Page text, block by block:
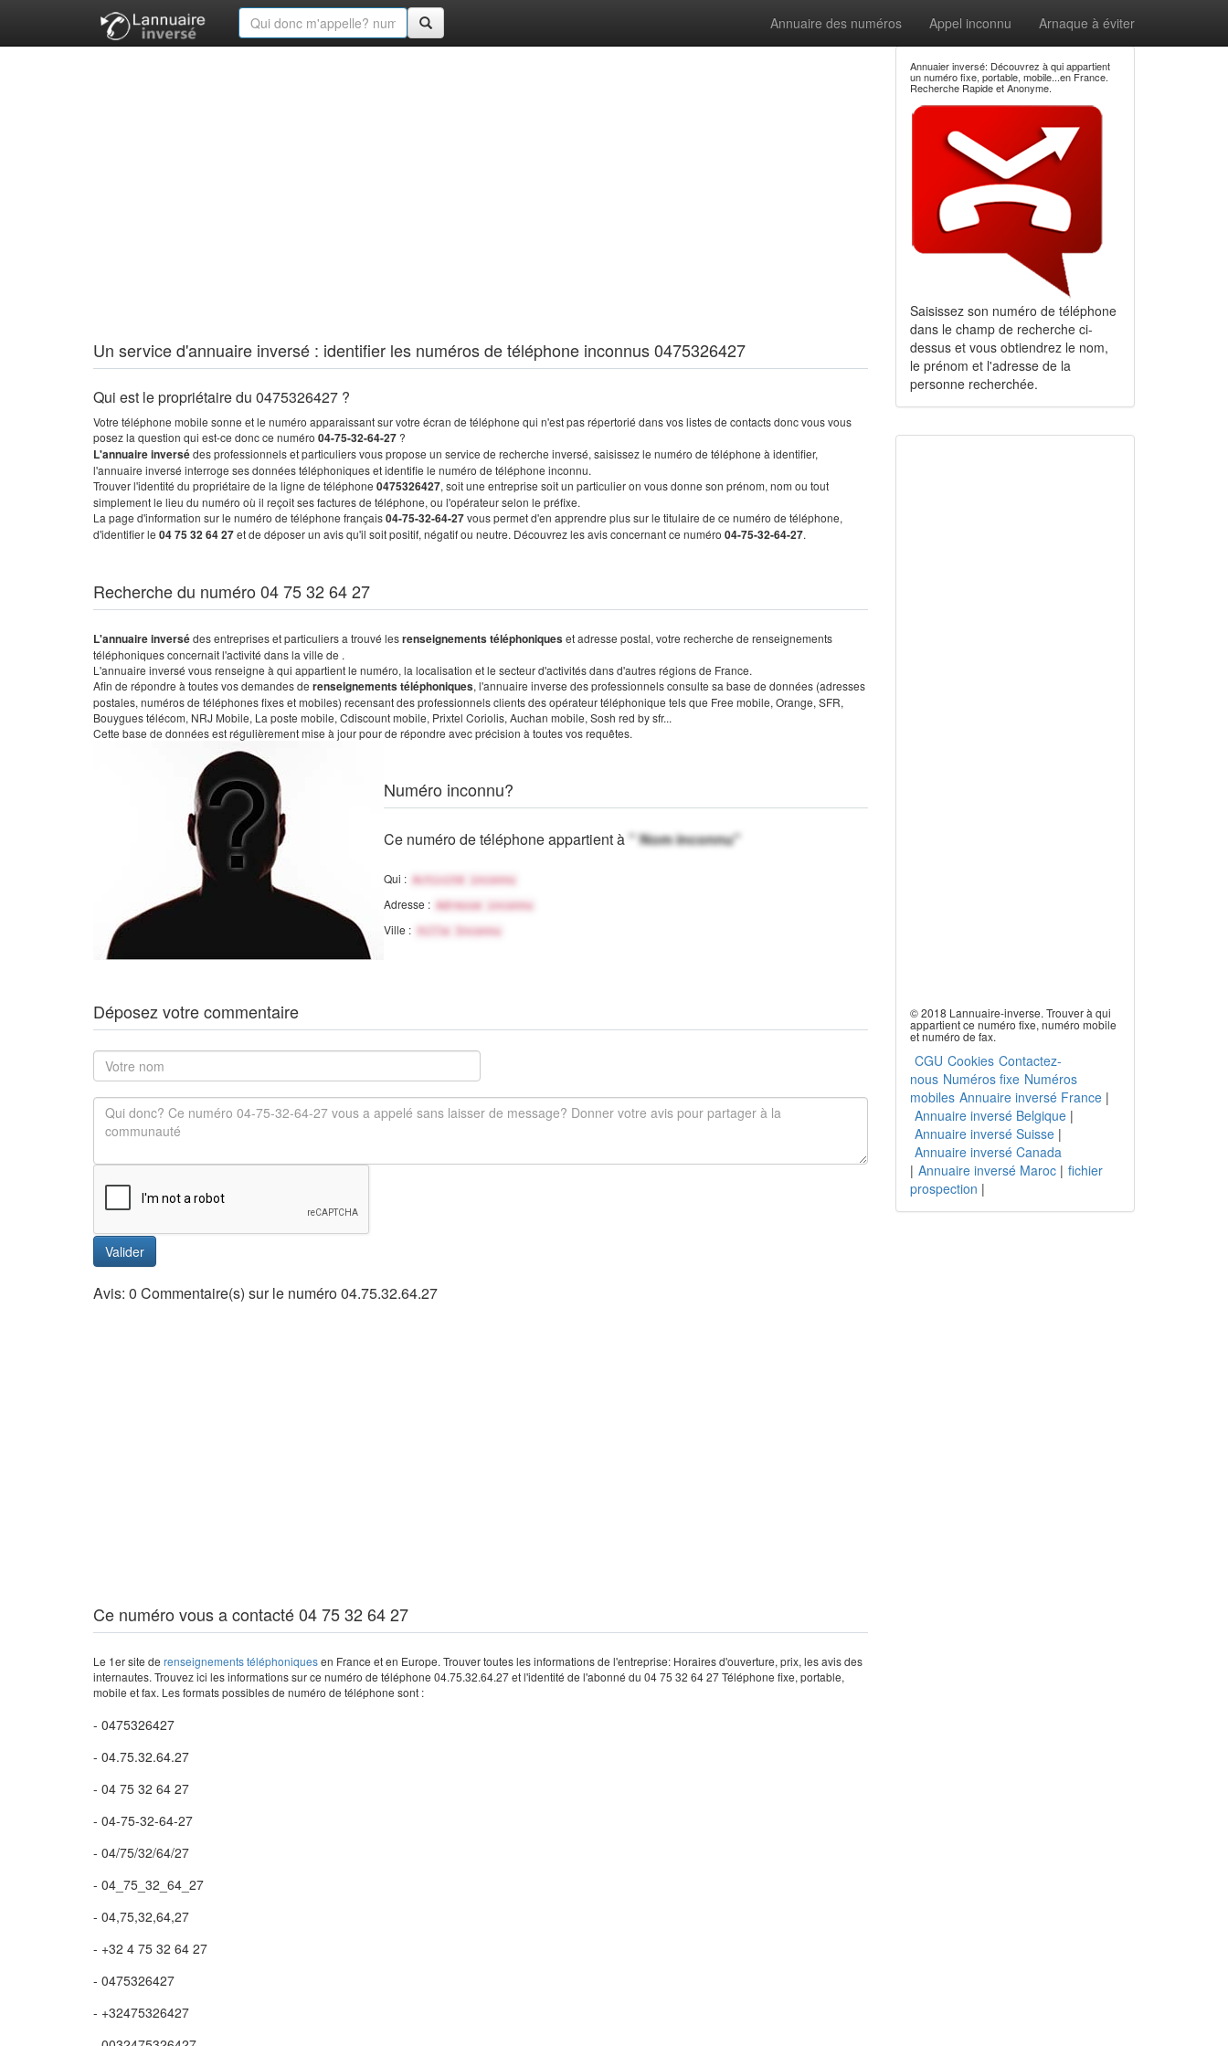
Annuaire des numéros Appel inconnu Arnaque à éviter
Un service d'annuaire inversé : identifier les numéros de téléphone inconnus 0475326427
Qui est le propriétaire du 0475326427 ?
Votre téléphone mobile sonne et le numéro apparaissant sur votre écran de téléphone qui n'est pas répertorié dans vos listes de contacts donc vous vous
posez la question qui est-ce donc ce numéro 04-75-32-64-27 ?
L'annuaire inversédes professionnels et particuliers vous propose un service de recherche inversé, saisissez le numéro de téléphone à identifier,
l'annuaire inversé interroge ses données téléphoniques et identifie le numéro de téléphone inconnu.
Trouver l'identité du propriétaire de la ligne de téléphone 0475326427, soit une entreprise soit un particulier on vous donne son prénom, nom ou tout
simplement le lieu du numéro où il reçoit ses factures de téléphone, ou l'opérateur selon le préfixe.
La page d'information sur le numéro de téléphone français04-75-32-64-27vous permet d'en apprendre plus sur le titulaire de ce numéro de téléphone,
d'identifier le 04 75 32 64 27et de déposer un avis qu'il soit positif, négatif ou neutre. Découvrez les avis concernant ce numéro 04-75-32-64-27.
Recherche du numéro 04 75 32 64 27
L'annuaire inversédes entreprises et particuliers a trouvé lesrenseignements téléphoniqueset adresse postal, votre recherche de renseignements
téléphoniques concernait l'activité dans la ville de .
L'annuaire inversé vous renseigne à qui appartient le numéro, la localisation et le secteur d'activités dans d'autres régions de France.
Afin de répondre à toutes vos demandes de renseignements téléphoniques, l'annuaire inverse des professionnels consulte sa base de données (adresses
postales, numéros de téléphones fixes et mobiles) recensant des professionnels clients des opérateur téléphonique tels que Free mobile, Orange, SFR,
Bouygues télécom, NRJ Mobile, La poste mobile, Cdiscount mobile, Prixtel Coriolis, Auchan mobile, Sosh red by sfr...
Cette base de données est régulièrement mise à jour pour de répondre avec précision à toutes vos requêtes.
Numéro inconnu?
Ce numéro de téléphone appartient à" Nom inconnu"
Qui : Activité inconnu
Adresse : Adresse inconnu
Ville : Ville Inconnu
Déposez votre commentaire
Valider
Avis: 0 Commentaire(s) sur le numéro 04.75.32.64.27
Ce numéro vous a contacté 04 75 32 64 27
Le 1er site de renseignements téléphoniquesen France et en Europe. Trouver toutes les informations de l'entreprise: Horaires d'ouverture, prix, les avis des
internautes. Trouvez ici les informations sur ce numéro de téléphone 04.75.32.64.27 et l'identité de l'abonné du 04 75 32 64 27 Téléphone fixe, portable,
mobile et fax. Les formats possibles de numéro de téléphone sont :
- 0475326427
- 04.75.32.64.27
- 04 75 32 64 27
- 04-75-32-64-27
- 04/75/32/64/27
- 04_75_32_64_27
- 04,75,32,64,27
- +32 4 75 32 64 27
- 0475326427
- +32475326427
Annuaier inversé: Découvrez à qui appartient
un numéro fixe, portable, mobile...en France.
Recherche Rapide et Anonyme.
Saisissez son numéro de téléphone
dans le champ de recherche ci-
dessus et vous obtiendrez le nom,
le prénom et l'adresse de la
personne recherchée.
© 2018 Lannuaire-inverse. Trouver à qui
appartient ce numéro fixe, numéro mobile
et numéro de fax.
CGU Cookies Contactez-
nous Numéros fixe Numéros
mobiles Annuaire inversé France|
Annuaire inversé Belgique|
Annuaire inversé Suisse|
Annuaire inversé Canada
| Annuaire inversé Maroc| fichier
prospection |